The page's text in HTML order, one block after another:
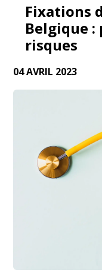
Fixations
Belgique
risques
04 AVRIL 2023